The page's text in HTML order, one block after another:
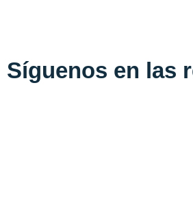
Síguenos en las